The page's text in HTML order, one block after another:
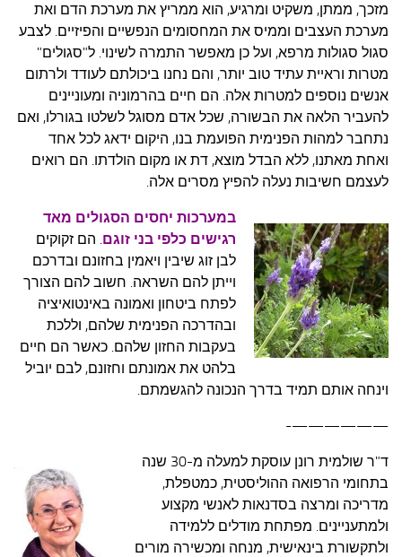
מזכך, ממתן, משקיט ומרגיע, הוא ממריץ את מערכת הדם ואת
מערכת העצבים וממיס את המחסומים הנפשיים והפיזיים. לצבע
סגול סגולות מרפא, ועל כן מאפשר התמרה לשינוי. ל"סגולים"
מטרות וראיית עתיד טוב יותר, והם נחנו ביכולתם לעודד ולרתום
אנשים נוספים למטרות אלה. הם חיים בהרמוניה ומעוניינים
להעביר הלאה את הבשורה, שכל אדם מסוגל לשלטו בגורלו, ואם
נתחבר למהות הפנימית הפועמת בנו, היקום ידאג לכל אחד
ואחת מאתנו, ללא הבדל מוצא, דת או מקום הולדתו. הם רואים
לעצמם חשיבות נעלה להפיץ מסרים אלה.
במערכות יחסים הסגולים מאד
רגישים כלפי בני זוגם. הם זקוקים
לבן זוג שיבין ויאמין בחזונם ובדרכם
וייתן להם השראה. חשוב להם הצורך
לפתח ביטחון ואמונה באינטואיציה
ובהדרכה הפנימית שלהם, וללכת
בעקבות החזון שלהם. כאשר הם חיים
בלהט את אמונתם וחזונם, לבם יוביל
וינחה אותם תמיד בדרך הנכונה להגשמתם.
——————-
ד"ר שולמית רונן עוסקת למעלה מ-30 שנה
בתחומי הרפואה ההוליסטית, כמטפלת,
מדריכה ומרצה בסדנאות לאנשי מקצוע
ולמתעניינים. מפתחת מודלים ללמידה
ולתקשורת בינאישית, מנחה ומכשירה מורים